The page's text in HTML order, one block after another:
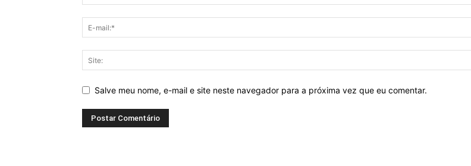
Salve meu nome, e-mail e site neste navegador para a próxima vez que eu comentar.